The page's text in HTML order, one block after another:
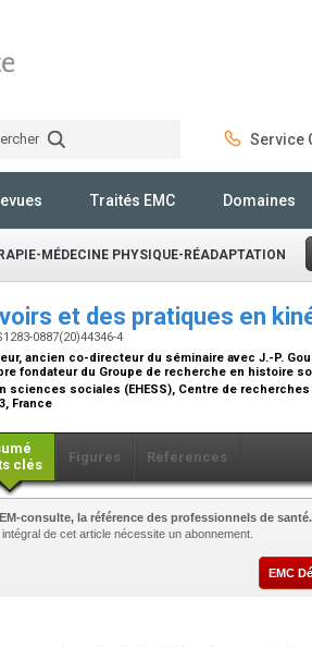
Service
Traités EMC Domaines
MÉDECINE PHYSIQUE-RÉADAPTATION
et des pratiques en
0887(20)44346-4
ancien co-directeur du séminaire avec J.-P.
fondateur du Groupe de recherche en histoire
sciences sociales (EHESS), Centre de recherches
France
clés
Figures Références
consulte, la référence des professionnels de santé.
intégral de cet article nécessite un abonnement.
EMC